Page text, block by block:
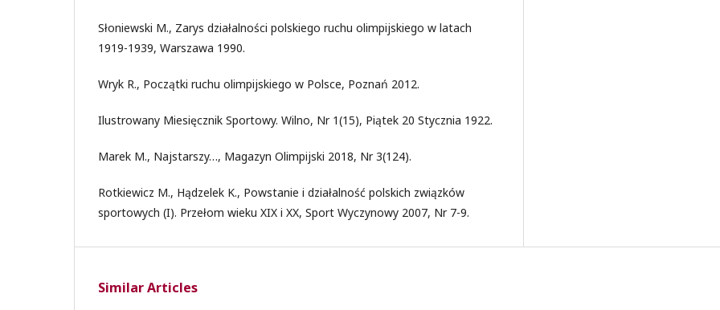
Słoniewski M., Zarys działalności polskiego ruchu olimpijskiego w latach
1919-1939, Warszawa 1990.
Wryk R., Początki ruchu olimpijskiego w Polsce, Poznań 2012.
Ilustrowany Miesięcznik Sportowy. Wilno, Nr 1(15), Piątek 20 Stycznia 1922.
Marek M., Najstarszy…, Magazyn Olimpijski 2018, Nr 3(124).
Rotkiewicz M., Hądzelek K., Powstanie i działalność polskich związków
sportowych (I). Przełom wieku XIX i XX, Sport Wyczynowy 2007, Nr 7-9.
Similar Articles